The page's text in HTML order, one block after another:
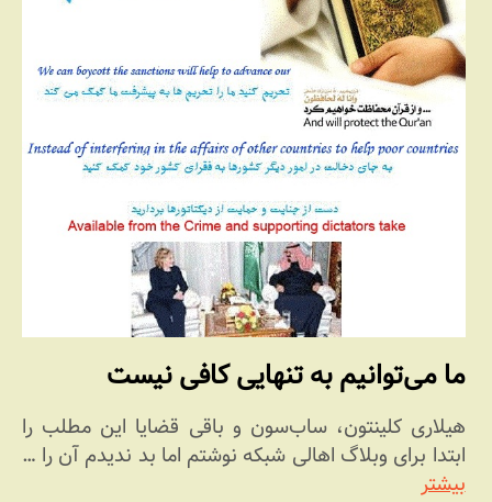
ما می‏‌توانیم به تنهایی کافی نیست
هیلاری کلینتون، ساب‏‌سون و باقی قضایا این مطلب را
ابتدا برای وبلاگ اهالی شبکه نوشتم اما بد ندیدم آن را …
بیشتر